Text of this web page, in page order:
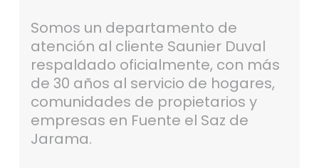
Somos un departamento de
atención al cliente Saunier Duval
respaldado oficialmente, con más
de 30 años al servicio de hogares,
comunidades de propietarios y
empresas en Fuente el Saz de
Jarama.